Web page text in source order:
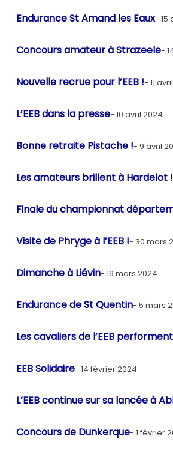
Endurance St Amand les Eaux 15
Concours amateur à Strazeele
Nouvelle recrue pour l’EEB ! 11
L’EEB dans la presse 10 avril 2024
Bonne retraite Pistache ! 9 avril
Les amateurs brillent à Hardelot !
Finale du championnat
Visite de Phryge à l’EEB ! 30 mars
Dimanche à Liévin 19 mars 2024
Endurance de St Quentin 5 mars
Les cavaliers de l’EEB
EEB Solidaire 14 février 2024
L’EEB continue sur sa lancée à
Concours de Dunkerque 1 février